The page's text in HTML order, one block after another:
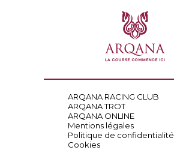
ARQANA RACING CLUB
ARQANA TROT
ARQANA ONLINE
Mentions légales
Politique de confidentialité
Cookies